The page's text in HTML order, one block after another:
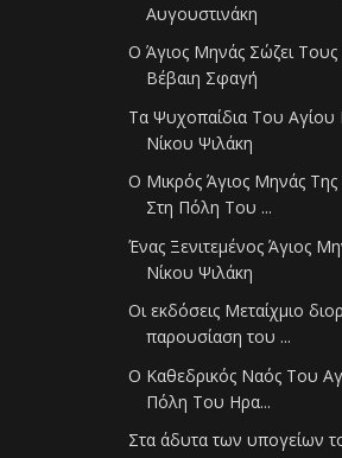
Αυγουστινάκη
Ο Άγιος Μηνάς Σώζει Τους
Βέβαιη Σφαγή
Τα Ψυχοπαίδια Του
Νίκου Ψιλάκη
Ο Μικρός Άγιος Μηνάς
Στη Πόλη Του ...
Ένας Ξενιτεμένος Άγιος
Νίκου Ψιλάκη
Οι εκδόσεις Μεταίχμιο
παρουσίαση του ...
Ο Καθεδρικός Ναός Του
Πόλη Του Ηρα...
Στα άδυτα των υπογείων